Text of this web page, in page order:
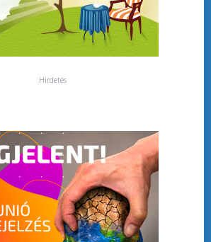
Hirdetés